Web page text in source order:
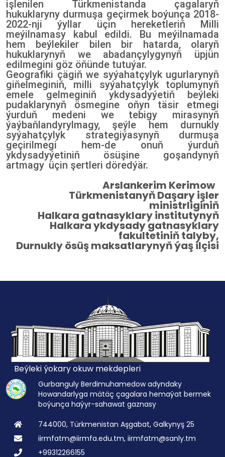
işlenilen Türkmenistanda çagalaryň
hukuklaryny durmuşa geçirmek boýunça 2018-
2022-nji ýyllar üçin hereketleriň Milli
meýilnamasy kabul edildi. Bu meýilnamada
hem beýlekiler bilen bir hatarda, olaryň
hukuklarynyň we abadançylygynyň üpjün
edilmegini göz öňünde tutuýar.
Geografiki çägiň we syýahatçylyk ugurlarynyň
giňelmeginiň, milli syýahatçylyk toplumynyň
emele gelmeginiň ykdysadyýetiň beýleki
pudaklarynyň ösmegine oňyn täsir etmegi
ýurduň medeni we tebigy mirasynyň
ýaýbaňlandyrylmagy, şeýle hem durnukly
syýahatçylyk strategiýasynyň durmuşa
geçirilmegi hem-de onuň ýurduň
ykdysadyýetiniň ösüşine goşandynyň
artmagy üçin şertleri döredýär.
Arslankerim Kerimow
Türkmenistanyň Daşary işler
ministrliginiň
Halkara gatnasyklary institutynyň
Halkara ykdysady gatnasyklary
fakultetiniň talyby,
Durnukly ösüş maksatlarynyň ýaş ilçisi
Beýleki ýokary okuw mekdepleri
Gurbanguly Berdimuhamedow adyndaky
Howandarlyga mätäç çagalara hemaýat bermek
boýunça haýyr-sahawat gaznasy
744000, Türkmenistan Aşgabat, Galkynyş 25
iirmfatm@iirmfa.edu.tm, iirmfatm@sanly.tm
+99312266155